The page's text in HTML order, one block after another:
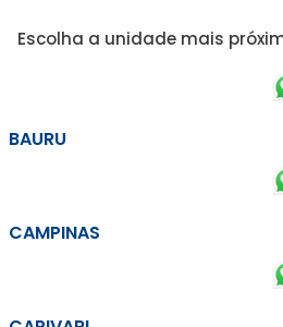
Escolha a unidade mais
BAURU
CAMPINAS